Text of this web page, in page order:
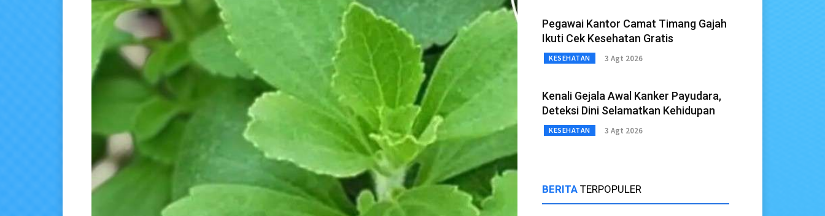
Pegawai Kantor Camat Timang Gajah
Ikuti Cek Kesehatan Gratis
KESEHATAN 3 Agt 2026
Kenali Gejala Awal Kanker Payudara,
Deteksi Dini Selamatkan Kehidupan
KESEHATAN 3 Agt 2026
BERITA TERPOPULER